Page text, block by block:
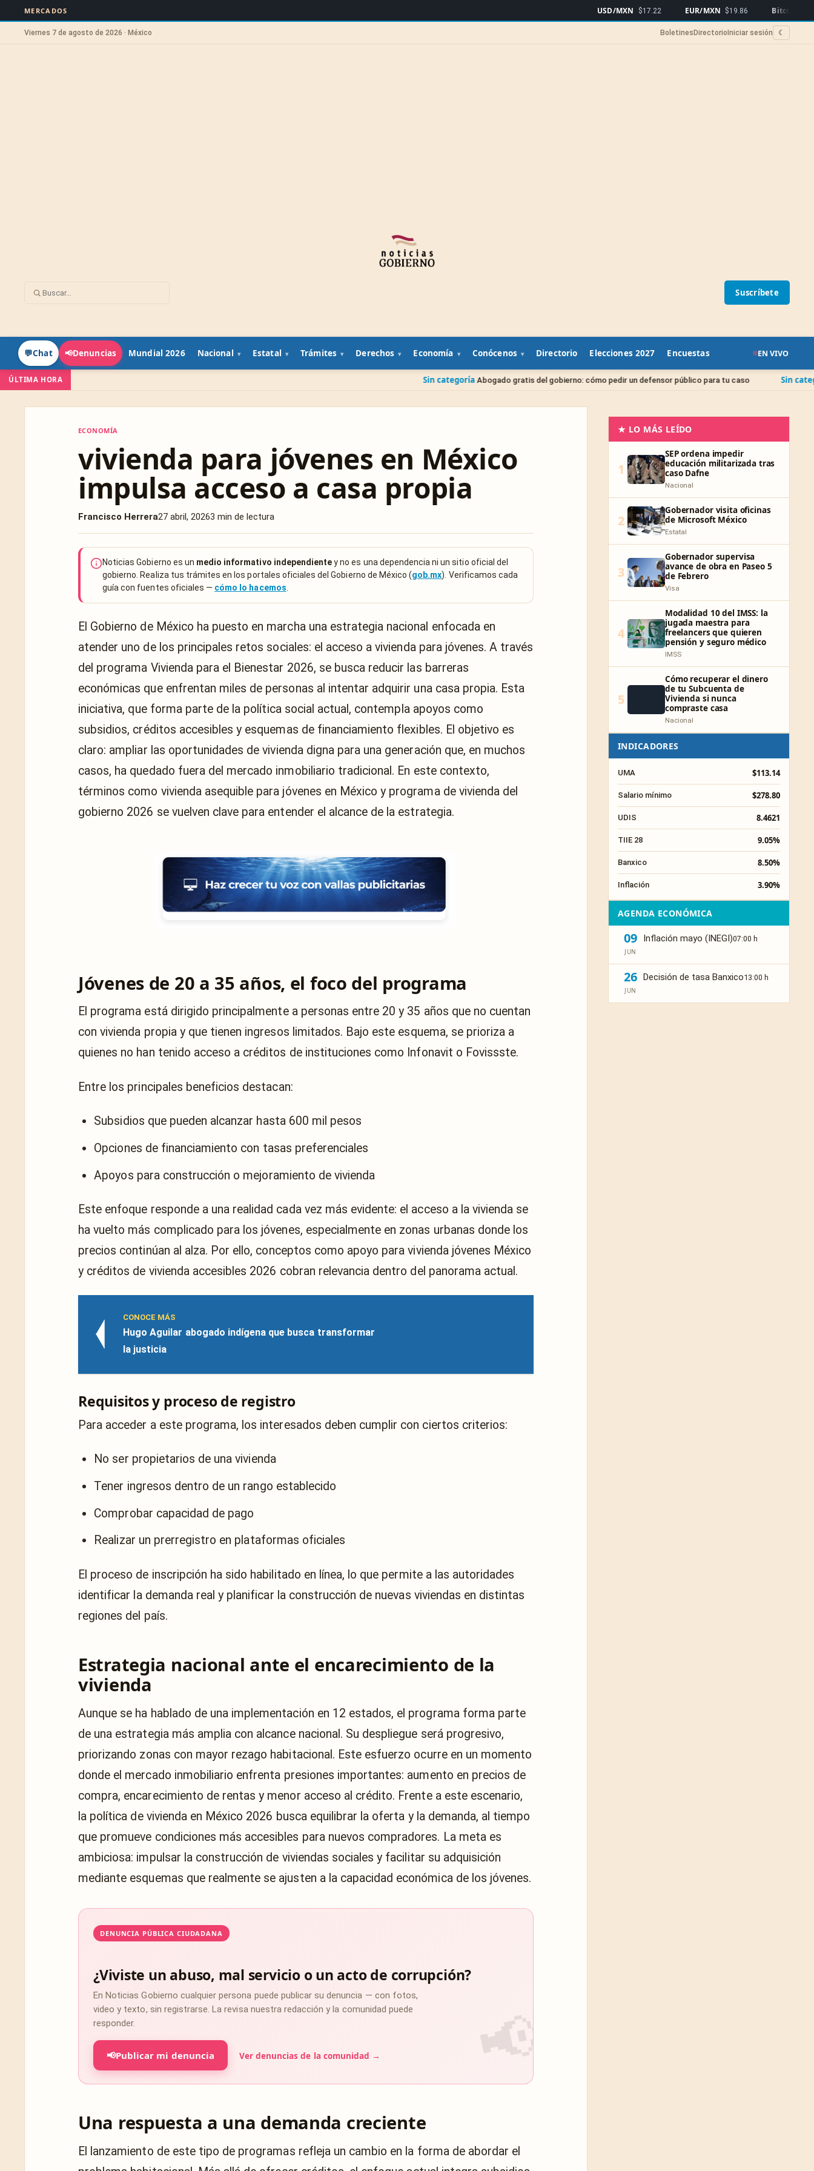
MERCADOS USD/MXN $17.22 EUR/MXN $19.86 Bitcoin $65,072
Viernes 7 de agosto de 2026 · México Boletines Directorio Iniciar sesión ☾
Suscríbete
💬Chat 📢Denuncias Mundial 2026 Nacional Estatal Trámites Derechos Economía Conócenos Directorio Elecciones 2027 Encuestas EN VIVO
ÚLTIMA HORA Abogado gratis del gobierno: cómo pedir un defensor público para tu caso Sin categoría Juicio de
ECONOMÍA
vivienda para jóvenes en México
impulsa acceso a casa propia
Francisco Herrera27 abril, 20263 min de lectura
Noticias Gobierno es un medio informativo independientey no es una dependencia ni un sitio oficial del
gobierno. Realiza tus trámites en los portales oficiales del Gobierno de México (gob.mx). Verificamos cada
guía con fuentes oficiales — cómo lo hacemos
El Gobierno de México ha puesto en marcha una estrategia nacional enfocada en
atender uno de los principales retos sociales: el acceso a vivienda para jóvenes. A través
del programa Vivienda para el Bienestar 2026, se busca reducir las barreras
económicas que enfrentan miles de personas al intentar adquirir una casa propia. Esta
iniciativa, que forma parte de la política social actual, contempla apoyos como
subsidios, créditos accesibles y esquemas de financiamiento flexibles. El objetivo es
claro: ampliar las oportunidades de vivienda digna para una generación que, en muchos
casos, ha quedado fuera del mercado inmobiliario tradicional. En este contexto,
términos como vivienda asequible para jóvenes en México y programa de vivienda del
gobierno 2026 se vuelven clave para entender el alcance de la estrategia.
Jóvenes de 20 a 35 años, el foco del programa
El programa está dirigido principalmente a personas entre 20 y 35 años que no cuentan
con vivienda propia y que tienen ingresos limitados. Bajo este esquema, se prioriza a
quienes no han tenido acceso a créditos de instituciones como Infonavit o Fovissste.
Entre los principales beneficios destacan:
Subsidios que pueden alcanzar hasta 600 mil pesos
Opciones de financiamiento con tasas preferenciales
Apoyos para construcción o mejoramiento de vivienda
Este enfoque responde a una realidad cada vez más evidente: el acceso a la vivienda se
ha vuelto más complicado para los jóvenes, especialmente en zonas urbanas donde los
precios continúan al alza. Por ello, conceptos como apoyo para vivienda jóvenes México
y créditos de vivienda accesibles 2026 cobran relevancia dentro del panorama actual.
CONOCE MÁS
Hugo Aguilar abogado indígena que busca transformar
la justicia
Requisitos y proceso de registro
Para acceder a este programa, los interesados deben cumplir con ciertos criterios:
No ser propietarios de una vivienda
Tener ingresos dentro de un rango establecido
Comprobar capacidad de pago
Realizar un prerregistro en plataformas oficiales
El proceso de inscripción ha sido habilitado en línea, lo que permite a las autoridades
identificar la demanda real y planificar la construcción de nuevas viviendas en distintas
regiones del país.
Estrategia nacional ante el encarecimiento de la
vivienda
Aunque se ha hablado de una implementación en 12 estados, el programa forma parte
de una estrategia más amplia con alcance nacional. Su despliegue será progresivo,
priorizando zonas con mayor rezago habitacional. Este esfuerzo ocurre en un momento
donde el mercado inmobiliario enfrenta presiones importantes: aumento en precios de
compra, encarecimiento de rentas y menor acceso al crédito. Frente a este escenario,
la política de vivienda en México 2026 busca equilibrar la oferta y la demanda, al tiempo
que promueve condiciones más accesibles para nuevos compradores. La meta es
ambiciosa: impulsar la construcción de viviendas sociales y facilitar su adquisición
mediante esquemas que realmente se ajusten a la capacidad económica de los jóvenes.
DENUNCIA PÚBLICA CIUDADANA
¿Viviste un abuso, mal servicio o un acto de corrupción?
En Noticias Gobierno cualquier persona puede publicar su denuncia — con fotos,
video y texto, sin registrarse. La revisa nuestra redacción y la comunidad puede
responder.
📢Publicar mi denuncia Ver denuncias de la comunidad →
Una respuesta a una demanda creciente
El lanzamiento de este tipo de programas refleja un cambio en la forma de abordar el
★ LO MÁS LEÍDO
1
SEP ordena impedir
educación militarizada tras
caso Dafne
Nacional
2
Gobernador visita oficinas
de Microsoft México
Estatal
3
Gobernador supervisa
avance de obra en Paseo 5
de Febrero
Visa
4
Modalidad 10 del IMSS: la
jugada maestra para
freelancers que quieren
pensión y seguro médico
IMSS
5
Cómo recuperar el dinero
de tu Subcuenta de
Vivienda si nunca
compraste casa
Nacional
INDICADORES
UMA $113.14
Salario mínimo $278.80
UDIS 8.4621
TIIE 28 9.05%
Banxico 8.50%
Inflación 3.90%
AGENDA ECONÓMICA
09
JUN
Inflación mayo (INEGI)07:00 h
26
JUN
Decisión de tasa Banxico13:00 h